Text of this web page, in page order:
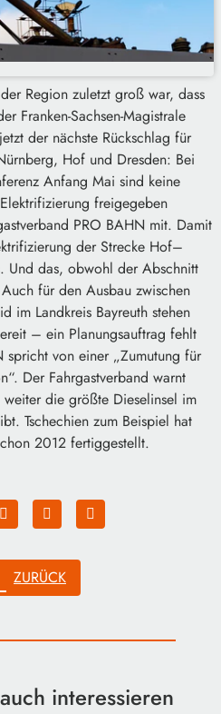
Region zuletzt groß war, dass
Franken-Sachsen-Magistrale
der nächste Rückschlag für
Hof und Dresden: Bei
Anfang Mai sind keine
freigegeben
PRO BAHN mit. Damit
der Strecke Hof–
Und das, obwohl der Abschnitt
für den Ausbau zwischen
im Landkreis Bayreuth stehen
– ein Planungsauftrag fehlt
von einer „Zumutung für
Der Fahrgastverband warnt
die größte Dieselinsel im
Tschechien zum Beispiel hat
2012 fertiggestellt.
ZURÜCK
interessieren